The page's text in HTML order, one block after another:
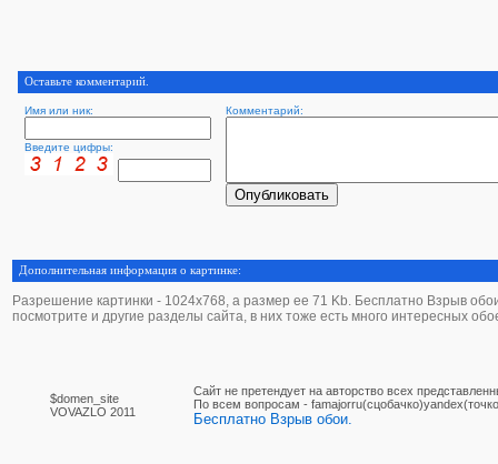
Оставьте комментарий.
Имя или ник: Комментарий:
Введите цифры:
Дополнительная информация о картинке:
Разрешение картинки - 1024х768, а размер ее 71 Kb. Бесплатно Взрыв
посмотрите и другие разделы сайта, в них тоже есть много интересных
$domen_site
VOVAZLO 2011
Сайт не претендует на авторство всех
По вcем вопросам -
Бесплатно Взрыв обои.